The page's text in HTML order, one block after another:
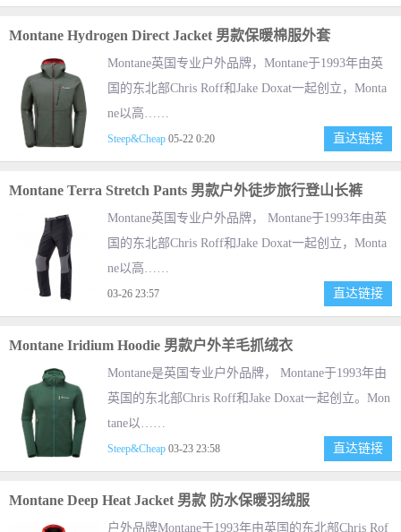
Montane Hydrogen Direct Jacket 男款保暖棉服外套
Montane英国专业户外品牌，Montane于1993年由英
国的东北部Chris Roff和Jake Doxat一起创立，Monta
ne以高……
Steep&Cheap 05-22 0:20 直达链接
Montane Terra Stretch Pants 男款户外徒步旅行登山长裤
Montane英国专业户外品牌， Montane于1993年由英
国的东北部Chris Roff和Jake Doxat一起创立，Monta
ne以高……
03-26 23:57 直达链接
Montane Iridium Hoodie 男款户外羊毛抓绒衣
Montane是英国专业户外品牌， Montane于1993年由
英国的东北部Chris Roff和Jake Doxat一起创立。Mon
tane以……
Steep&Cheap 03-23 23:58 直达链接
Montane Deep Heat Jacket 男款 防水保暖羽绒服
户外品牌Montane于1993年由英国的东北部Chris Rof